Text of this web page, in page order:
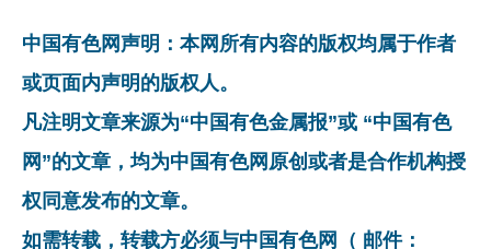
中国有色网声明：本网所有内容的版权均属于作者
或页面内声明的版权人。
凡注明文章来源为“中国有色金属报”或 “中国有色
网”的文章，均为中国有色网原创或者是合作机构授
权同意发布的文章。
如需转载，转载方必须与中国有色网（ 邮件：